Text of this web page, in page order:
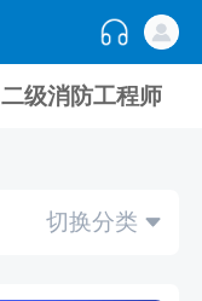
二级消防工程师
切换分类